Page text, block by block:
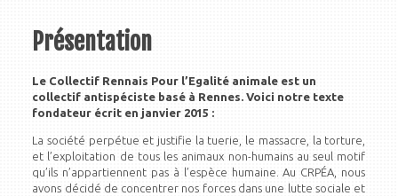
Présentation
Le Collectif Rennais Pour l’Egalité animale est un
collectif antispéciste basé à Rennes. Voici notre texte
fondateur écrit en janvier 2015 :
La société perpétue et justifie la tuerie, le massacre, la torture,
et l’exploitation de tous les animaux non-humains au seul motif
qu’ils n’appartiennent pas à l’espèce humaine. Au CRPÉA, nous
avons décidé de concentrer nos forces dans une lutte sociale et